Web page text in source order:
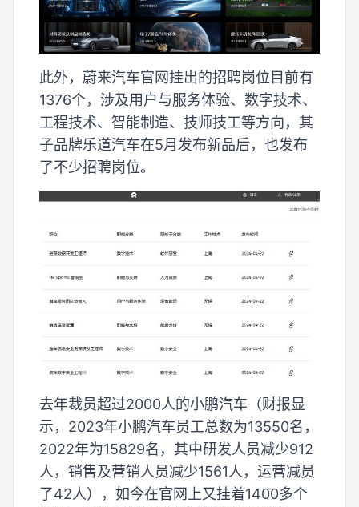
此外，蔚来汽车官网挂出的招聘岗位目前有
1376个，涉及用户与服务体验、数字技术、
工程技术、智能制造、技师技工等方向，其
子品牌乐道汽车在5月发布新品后，也发布
了不少招聘岗位。
去年裁员超过2000人的小鹏汽车（财报显
示，2023年小鹏汽车员工总数为13550名，
2022年为15829名，其中研发人员减少912
人，销售及营销人员减少1561人，运营减员
了42人），如今在官网上又挂着1400多个